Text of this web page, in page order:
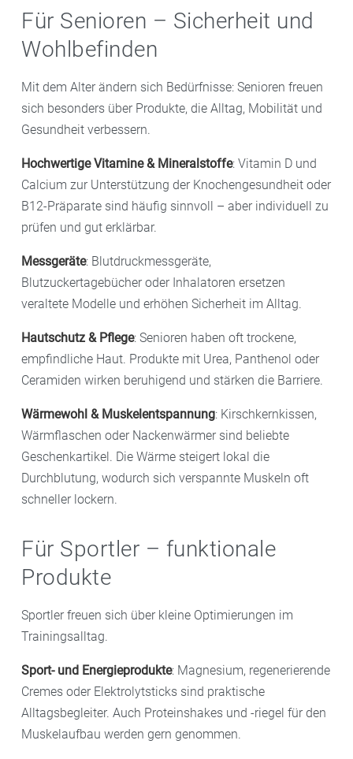
Für Senioren – Sicherheit und
Wohlbefinden
Mit dem Alter ändern sich Bedürfnisse: Senioren freuen
sich besonders über Produkte, die Alltag, Mobilität und
Gesundheit verbessern.
Hochwertige Vitamine & Mineralstoffe: Vitamin D und
Calcium zur Unterstützung der Knochengesundheit oder
B12-Präparate sind häufig sinnvoll – aber individuell zu
prüfen und gut erklärbar.
Messgeräte: Blutdruckmessgeräte,
Blutzuckertagebücher oder Inhalatoren ersetzen
veraltete Modelle und erhöhen Sicherheit im Alltag.
Hautschutz & Pflege: Senioren haben oft trockene,
empfindliche Haut. Produkte mit Urea, Panthenol oder
Ceramiden wirken beruhigend und stärken die Barriere.
Wärmewohl & Muskelentspannung: Kirschkernkissen,
Wärmflaschen oder Nackenwärmer sind beliebte
Geschenkartikel. Die Wärme steigert lokal die
Durchblutung, wodurch sich verspannte Muskeln oft
schneller lockern.
Für Sportler – funktionale
Produkte
Sportler freuen sich über kleine Optimierungen im
Trainingsalltag.
Sport- und Energieprodukte: Magnesium, regenerierende
Cremes oder Elektrolytsticks sind praktische
Alltagsbegleiter. Auch Proteinshakes und -riegel für den
Muskelaufbau werden gern genommen.